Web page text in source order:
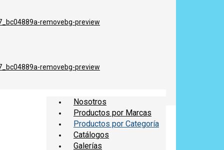
Nosotros
Productos por Marcas
Productos por Categoría
Catálogos
Galerías